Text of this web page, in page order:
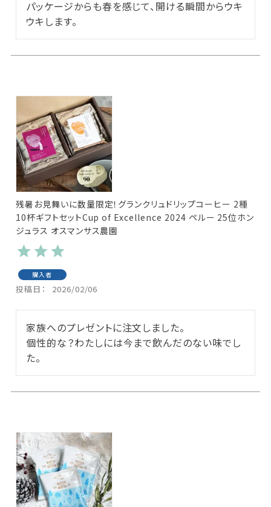
パッケージからも春を感じて、開ける瞬間からウキ
ウキします。
残暑お見舞いに数量限定！グランクリュドリップコーヒー 2種
10杯ギフトセットCup of Excellence 2024 ペルー 25位ホン
ジュラス オスマンサス農園
購入者
投稿日 2026/02/06
家族へのプレゼントに注文しました。
個性的な？わたしには今まで飲んだのない味でし